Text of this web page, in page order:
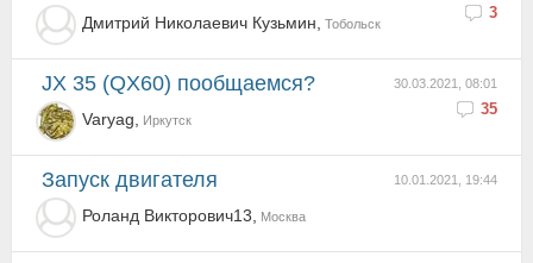
3
Дмитрий Николаевич Кузьмин, Тобольск
30.03.2021, 08:01
35
JX 35 (QX60) пообщаемся?
Varyag, Иркутск
10.01.2021, 19:44
Запуск двигателя
Роланд Викторович13, Москва